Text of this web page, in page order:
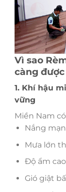
Vì sao
càng
1. Khí hậu
vững
Miền Nam
Nắng
Mưa lớn
Độ ẩm cao
Gió giật